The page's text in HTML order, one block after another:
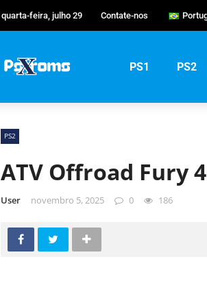
quarta-feira, julho 29 Contate-nos
PS1 PS2
PS2
ATV Offroad Fury 4
User novembro 5, 2025 0 186